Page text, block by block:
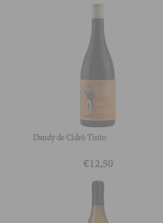
Dandy de Cidrô Tinto
€12,50